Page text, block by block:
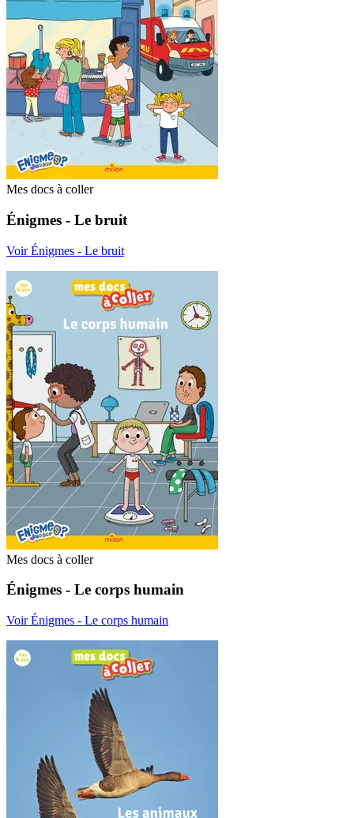
Mes docs à coller
Énigmes - Le bruit
Voir Énigmes - Le bruit
Mes docs à coller
Énigmes - Le corps humain
Voir Énigmes - Le corps humain